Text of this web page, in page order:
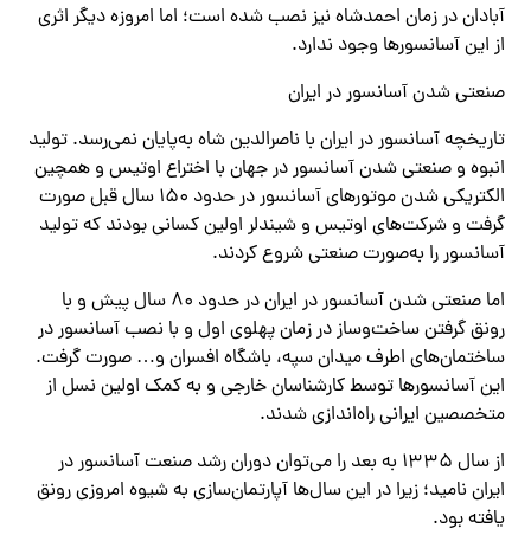
آبادان در زمان احمدشاه نیز نصب شده است؛ اما امروزه دیگر اثری
از این آسانسورها وجود ندارد.
صنعتی شدن آسانسور در ایران
تاریخچه آسانسور در ایران با ناصرالدین شاه به‌پایان نمی‌رسد. تولید
انبوه و صنعتی شدن آسانسور در جهان با اختراع اوتیس و همچین
الکتریکی شدن موتورهای آسانسور در حدود 150 سال قبل صورت
گرفت و شرکت‌های اوتیس و شیندلر اولین کسانی بودند که تولید
آسانسور را به‌صورت صنعتی شروع کردند.
اما صنعتی شدن آسانسور در ایران در حدود 80 سال پیش و با
رونق گرفتن ساخت‌وساز در زمان پهلوی اول و با نصب آسانسور در
ساختمان‌های اطرف میدان سپه، باشگاه افسران و… صورت گرفت.
این آسانسورها توسط کارشناسان خارجی و به کمک اولین نسل از
متخصصین ایرانی راه‌اندازی شدند.
از سال 1335 به بعد را می‌توان دوران رشد صنعت آسانسور در
ایران نامید؛ زیرا در این سال‌ها آپارتمان‌سازی به شیوه امروزی رونق
یافته بود.